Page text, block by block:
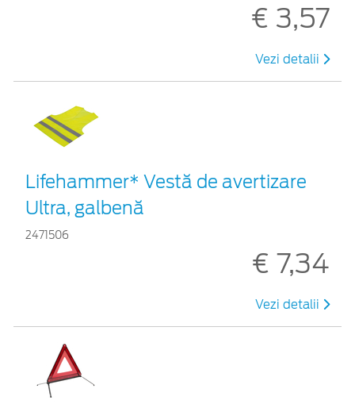
€ 3,57
Vezi detalii
Lifehammer* Vestă de avertizare
Ultra, galbenă
2471506
€ 7,34
Vezi detalii